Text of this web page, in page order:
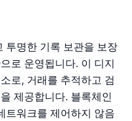
투명한 기록 보관을 보장
로 운영됩니다. 이 디지
로, 거래를 추적하고 검
제공합니다. 블록체인
트워크를 제어하지 않음